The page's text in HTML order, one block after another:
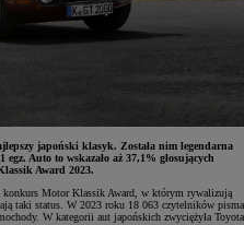
japoński klasyk. Została nim legendarna
Auto to wskazało aż 37,1% głosujących
Award 2023.
Motor Klassik Award, w którym rywalizują
taki status. W 2023 roku 18 063 czytelników pisma
W kategorii aut japońskich zwyciężyła Toyota